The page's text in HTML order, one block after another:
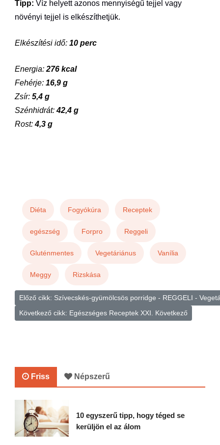
Tipp: Víz helyett azonos mennyiségű tejjel vagy
növényi tejjel is elkészíthetjük.
Elkészítési idő: 10 perc
Energia: 276 kcal
Fehérje: 16,9 g
Zsír: 5,4 g
Szénhidrát:42,4 g
Rost:4,3 g
Diéta Fogyókúra Receptek
egészség Forpro Reggeli
Gluténmentes Vegetáriánus Vanília
Meggy Rizskása
Előző cikk: Szívecskés-gyümölcsös porridge - REGGELI -
Következő cikk: Egészséges Receptek XXI. Következő
Friss Népszerű
10 egyszerű tipp, hogy téged se
kerüljön el az álom